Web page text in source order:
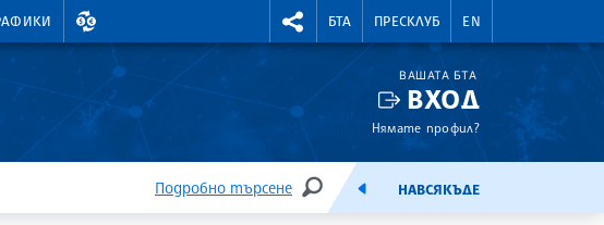
ВАЛУТНИ КУРСОВЕ RIGHTMENU.SOCIAL
БТА ПРЕСКЛУБ EN
ВАШАТА БТА
ВХОД
Нямате профил?
Подробно търсене
ТЪРСЕНЕЕМИСИЯНАВСЯКЪДЕ